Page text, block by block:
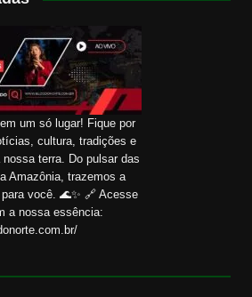
um só lugar! Fique por
cultura, tradições e
terra. Do pulsar das
Amazônia, trazemos a
você. 🌊✨ 🔗 Acesse
a nossa essência: